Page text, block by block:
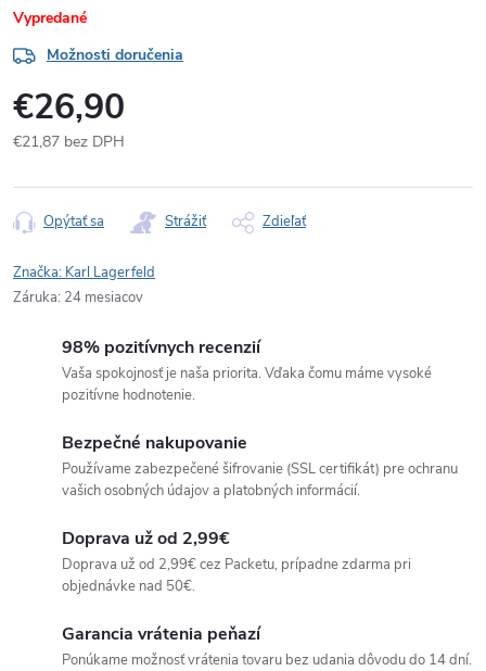
Vypredané
Možnosti doručenia
€26,90
€21,87 bez DPH
cena:
Opýtať sa Strážiť Zdieľať
Značka: Karl Lagerfeld
Záruka: 24 mesiacov
98% pozitívnych recenzií
Vaša spokojnosť je naša priorita. Vďaka čomu máme vysoké
pozitívne hodnotenie.
Bezpečné nakupovanie
Používame zabezpečené šifrovanie (SSL certifikát) pre ochranu
vašich osobných údajov a platobných informácií.
Doprava už od 2,99€
Doprava už od 2,99€ cez Packetu, prípadne zdarma pri
objednávke nad 50€.
Garancia vrátenia peňazí
Ponúkame možnosť vrátenia tovaru bez udania dôvodu do 14 dní.